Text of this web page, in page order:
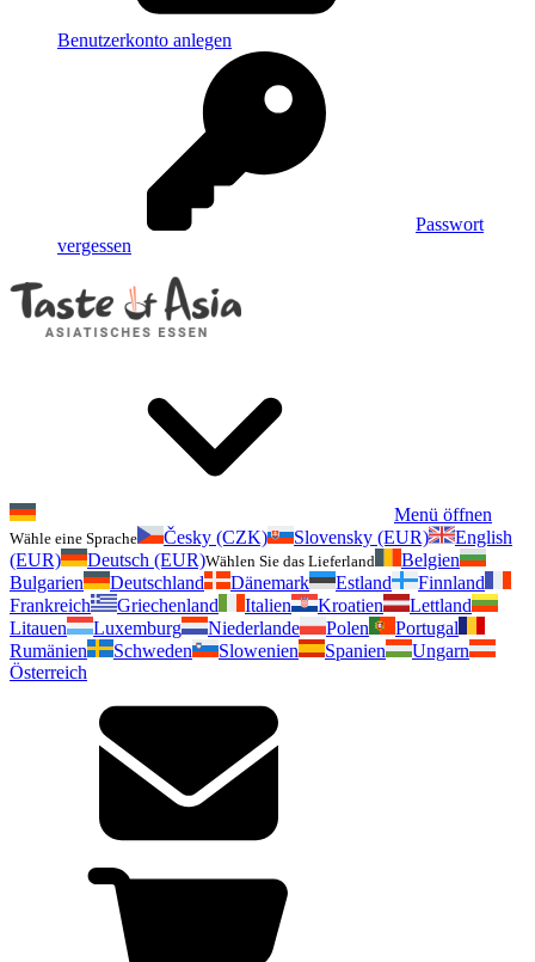
Benutzerkonto anlegen
Passwort
vergessen
Menü öffnen
Wähle eine Sprache Česky (CZK) Slovensky (EUR)
English
(EUR)
Deutsch (EUR)Wählen Sie das Lieferland
Belgien
Bulgarien
Deutschland Dänemark Estland
Finnland
Frankreich
Griechenland Italien Kroatien
Lettland
Litauen
Luxemburg Niederlande Polen
Portugal
Rumänien
Schweden Slowenien Spanien
Ungarn
Österreich